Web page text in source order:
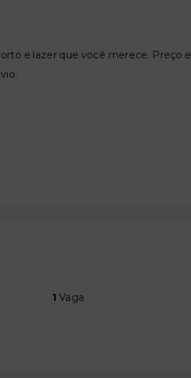
e lazer que você merece. Preço e
1 Vaga